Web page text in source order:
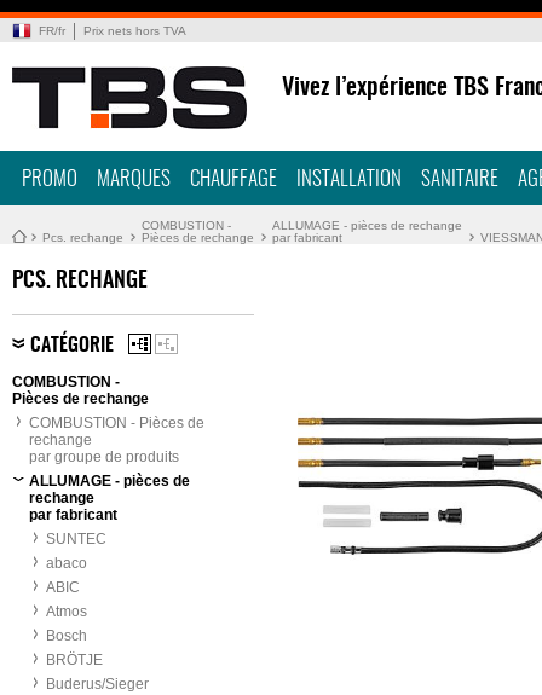
FR/fr Prix nets hors TVA
Vivez l’expérience TBS
PROMO MARQUES CHAUFFAGE INSTALLATION SANITAIRE
Pcs. rechange
COMBUSTION -
Pièces de rechange
ALLUMAGE - pièces de rechange
par fabricant
PCS. RECHANGE
CATÉGORIE
COMBUSTION -
Pièces de rechange
COMBUSTION - Pièces de
rechange
par groupe de produits
ALLUMAGE - pièces de
rechange
par fabricant
SUNTEC
abaco
ABIC
Atmos
Bosch
BRÖTJE
Buderus/Sieger